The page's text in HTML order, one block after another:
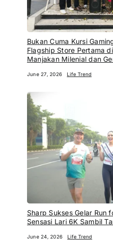
Bukan Cuma Kursi
Flagship Store Pertama
Manjakan Milenial dan
June 27, 2026 Life Trend
Sharp Sukses Gelar Run
Sensasi Lari 6K Sambil
June 24, 2026 Life Trend